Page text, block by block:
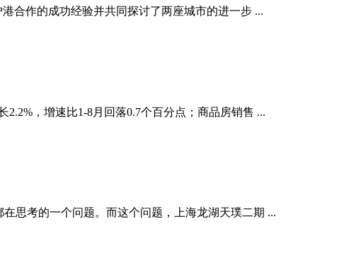
合作的成功经验并共同探讨了两座城市的进一步 ...
，增速比1-8月回落0.7个百分点；商品房销售 ...
思考的一个问题。而这个问题，上海龙湖天璞二期 ...